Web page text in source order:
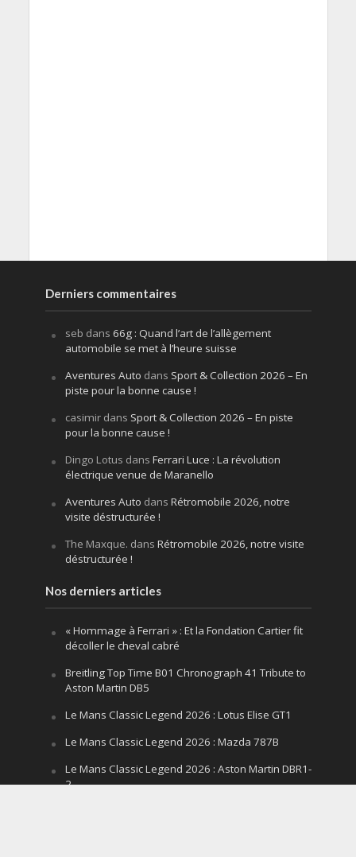
Derniers commentaires
seb dans 66g : Quand l’art de l’allègement
automobile se met à l’heure suisse
Aventures Auto dans Sport & Collection 2026 – En
piste pour la bonne cause !
casimirdans Sport & Collection 2026 – En piste
pour la bonne cause !
Dingo Lotus dans Ferrari Luce : La révolution
électrique venue de Maranello
Aventures Auto dans Rétromobile 2026, notre
visite déstructurée !
The Maxque. dans Rétromobile 2026, notre visite
déstructurée !
Nos derniers articles
« Hommage à Ferrari » : Et la Fondation Cartier fit
décoller le cheval cabré
Breitling Top Time B01 Chronograph 41 Tribute to
Aston Martin DB5
Le Mans Classic Legend 2026 : Lotus Elise GT1
Le Mans Classic Legend 2026 : Mazda 787B
Le Mans Classic Legend 2026 : Aston Martin DBR1-
2